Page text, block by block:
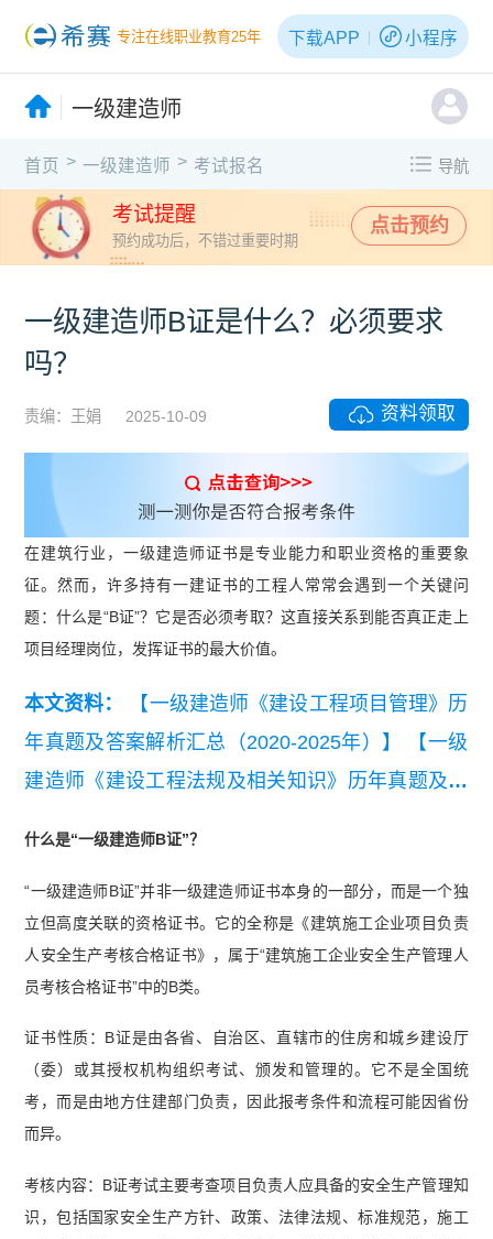
专注在线职业教育25年 下载APP 小程序
一级建造师
首页 > 一级建造师 > 考试报名 导航
考试提醒
预约成功后，不错过重要时期
点击预约
一级建造师B证是什么？必须要求
吗？
责编：王娟 2025-10-09 资料领取
在建筑行业，一级建造师证书是专业能力和职业资格的重要象
征。然而，许多持有一建证书的工程人常常会遇到一个关键问
题：什么是“B证”？它是否必须考取？这直接关系到能否真正走上
项目经理岗位，发挥证书的最大价值。
本文资料：
【一级建造师《建设工程项目管理》历
年真题及答案解析汇总（2020-2025年）】
【一级
建造师《建设工程法规及相关知识》历年真题及答
5年）】 【2025年一级建造师《建设工程法规及相
关知识》真题答案及解析】 【2025年一级建造师
什么是“一级建造师B证”？
“一级建造师B证”并非一级建造师证书本身的一部分，而是一个独
立但高度关联的资格证书。它的全称是《建筑施工企业项目负责
人安全生产考核合格证书》，属于“建筑施工企业安全生产管理人
员考核合格证书”中的B类。
证书性质：B证是由各省、自治区、直辖市的住房和城乡建设厅
（委）或其授权机构组织考试、颁发和管理的。它不是全国统
考，而是由地方住建部门负责，因此报考条件和流程可能因省份
而异。
考核内容：B证考试主要考查项目负责人应具备的安全生产管理知
识，包括国家安全生产方针、政策、法律法规、标准规范，施工